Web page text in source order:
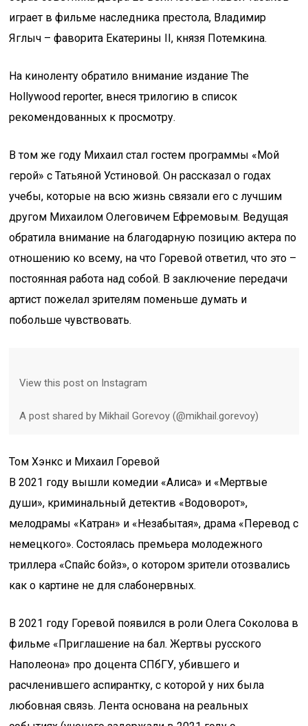
играет в фильме наследника престола, Владимир
Яглыч – фаворита Екатерины II, князя Потемкина.
На киноленту обратило внимание издание The
Hollywood reporter, внеся трилогию в список
рекомендованных к просмотру.
В том же году Михаил стал гостем программы «Мой
герой» с Татьяной Устиновой. Он рассказал о годах
учебы, которые на всю жизнь связали его с лучшим
другом Михаилом Олеговичем Ефремовым. Ведущая
обратила внимание на благодарную позицию актера по
отношению ко всему, на что Горевой ответил, что это –
постоянная работа над собой. В заключение передачи
артист пожелал зрителям поменьше думать и
побольше чувствовать.
View this post on Instagram
A post shared by Mikhail Gorevoy (@mikhail.gorevoy)
Том Хэнкс и Михаил Горевой
В 2021 году вышли комедии «Алиса» и «Мертвые
души», криминальный детектив «Водоворот»,
мелодрамы «Катран» и «Незабытая», драма «Перевод с
немецкого». Состоялась премьера молодежного
триллера «Спайс бойз», о котором зрители отозвались
как о картине не для слабонервных.
В 2021 году Горевой появился в роли Олега Соколова в
фильме «Приглашение на бал. Жертвы русского
Наполеона» про доцента СПбГУ, убившего и
расчленившего аспирантку, с которой у них была
любовная связь. Лента основана на реальных